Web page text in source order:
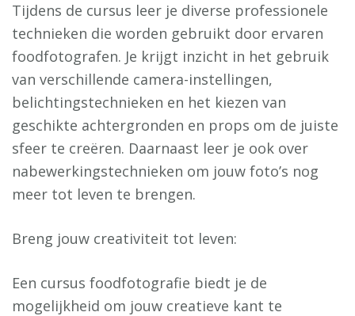
Tijdens de cursus leer je diverse professionele
technieken die worden gebruikt door ervaren
foodfotografen. Je krijgt inzicht in het gebruik
van verschillende camera-instellingen,
belichtingstechnieken en het kiezen van
geschikte achtergronden en props om de juiste
sfeer te creëren. Daarnaast leer je ook over
nabewerkingstechnieken om jouw foto’s nog
meer tot leven te brengen.
Breng jouw creativiteit tot leven:
Een cursus foodfotografie biedt je de
mogelijkheid om jouw creatieve kant te